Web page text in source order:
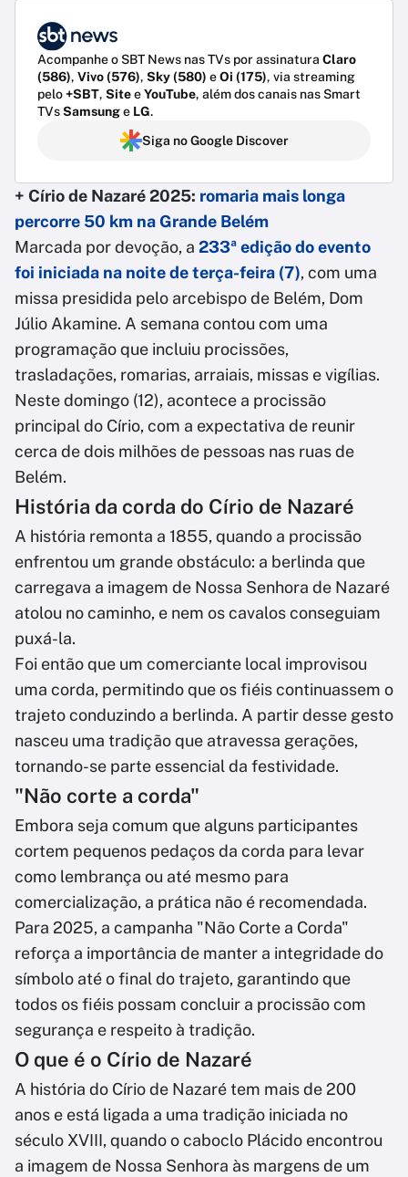
Acompanhe o SBT News nas TVs por assinatura Claro
(586), Vivo (576), Sky (580) eOi (175), via streaming
pelo+SBT, SiteeYouTube, além dos canais nas Smart
TVsSamsunge LG.
Siga no Google Discover
+ Círio de Nazaré 2025: romaria mais longa
percorre 50 km na Grande Belém
Marcada por devoção, a 233ª edição do evento
foi iniciada na noite de terça-feira (7), com uma
missa presidida pelo arcebispo de Belém, Dom
Júlio Akamine. A semana contou com uma
programação que incluiu procissões,
trasladações, romarias, arraiais, missas e vigílias.
Neste domingo (12), acontece a procissão
principal do Círio, com a expectativa de reunir
cerca de dois milhões de pessoas nas ruas de
Belém.
História da corda do Círio de Nazaré
A história remonta a 1855, quando a procissão
enfrentou um grande obstáculo: a berlinda que
carregava a imagem de Nossa Senhora de Nazaré
atolou no caminho, e nem os cavalos conseguiam
puxá-la.
Foi então que um comerciante local improvisou
uma corda, permitindo que os fiéis continuassem o
trajeto conduzindo a berlinda. A partir desse gesto
nasceu uma tradição que atravessa gerações,
tornando-se parte essencial da festividade.
"Não corte a corda"
Embora seja comum que alguns participantes
cortem pequenos pedaços da corda para levar
como lembrança ou até mesmo para
comercialização, a prática não é recomendada.
Para 2025, a campanha "Não Corte a Corda"
reforça a importância de manter a integridade do
símbolo até o final do trajeto, garantindo que
todos os fiéis possam concluir a procissão com
segurança e respeito à tradição.
O que é o Círio de Nazaré
A história do Círio de Nazaré tem mais de 200
anos e está ligada a uma tradição iniciada no
século XVIII, quando o caboclo Plácido encontrou
a imagem de Nossa Senhora às margens de um